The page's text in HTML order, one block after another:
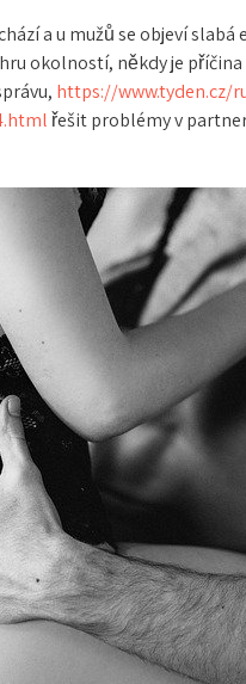
a u mužů se objevíslabá
okolností, někdy je
https://www.tyden.cz/
řešit problémy v